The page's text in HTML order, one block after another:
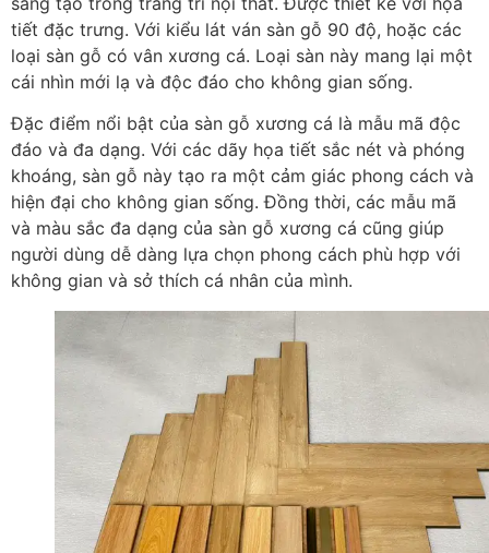
tiết đặc trưng. Với kiểu lát ván sàn gỗ 90 độ, hoặc các
loại sàn gỗ có vân xương cá. Loại sàn này mang lại một
cái nhìn mới lạ và độc đáo cho không gian sống.
Đặc điểm nổi bật của sàn gỗ xương cá là mẫu mã độc
đáo và đa dạng. Với các dãy họa tiết sắc nét và phóng
khoáng, sàn gỗ này tạo ra một cảm giác phong cách và
hiện đại cho không gian sống. Đồng thời, các mẫu mã
và màu sắc đa dạng của sàn gỗ xương cá cũng giúp
người dùng dễ dàng lựa chọn phong cách phù hợp với
không gian và sở thích cá nhân của mình.